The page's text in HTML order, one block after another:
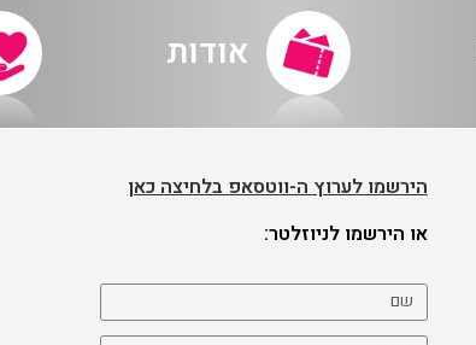
אודות
הירשמו לערוץ ה-ווטסאפ בלחיצה כאן
או הירשמו לניוזלטר: